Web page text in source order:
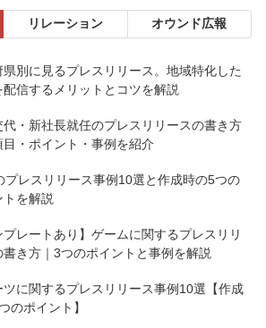
リレーション オウンド広報
県別に見るプレスリリース。地域特化した
配信するメリットとコツを解説
代・新社長就任のプレスリリースの書き方
目・ポイント・事例を紹介
プレスリリース事例10選と作成時の5つの
を解説
プレートあり】ゲームに関するプレスリリ
書き方｜3つのポイントと事例を解説
ツに関するプレスリリース事例10選【作成
のポイント】